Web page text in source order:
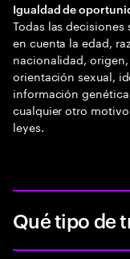
Igualdad de
Todas las
en cuenta la edad,
nacionalidad,
orientación sexual,
información
cualquier otro
leyes.
Qué tipo de